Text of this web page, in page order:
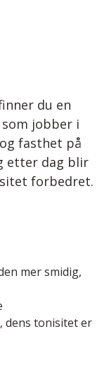
du en
jobber i
fasthet på
etter dag blir
forbedret.
mer smidig,
dens tonisitet er